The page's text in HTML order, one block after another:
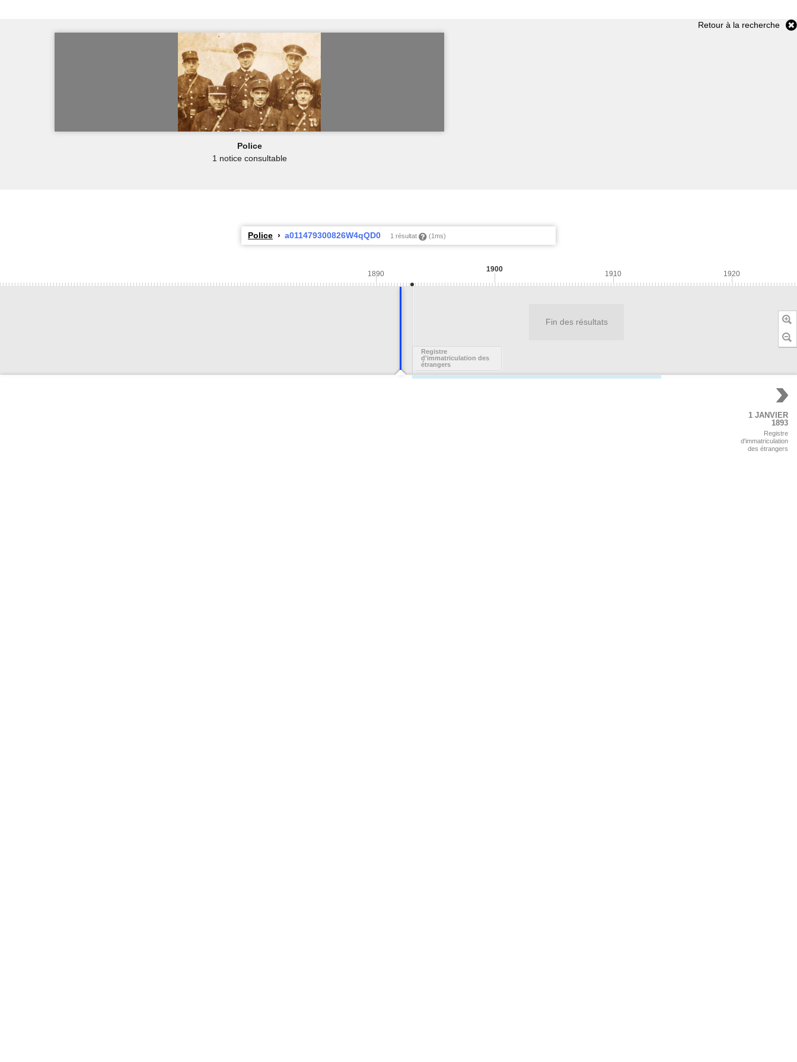
Retour à la recherche
Police
1 notice consultable
Police a011479300826W4qQD0 1 résultat (1ms)
1 JANVIER
1893
Registre
d'immatriculation
des étrangers
Registre
d'immatriculation des
étrangers
1900
1890 1910 1920
Fin des résultats